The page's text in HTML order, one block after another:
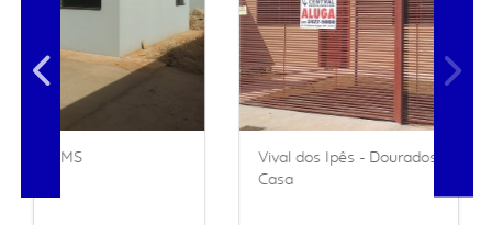
Vival dos Ipês - Dourados - MS